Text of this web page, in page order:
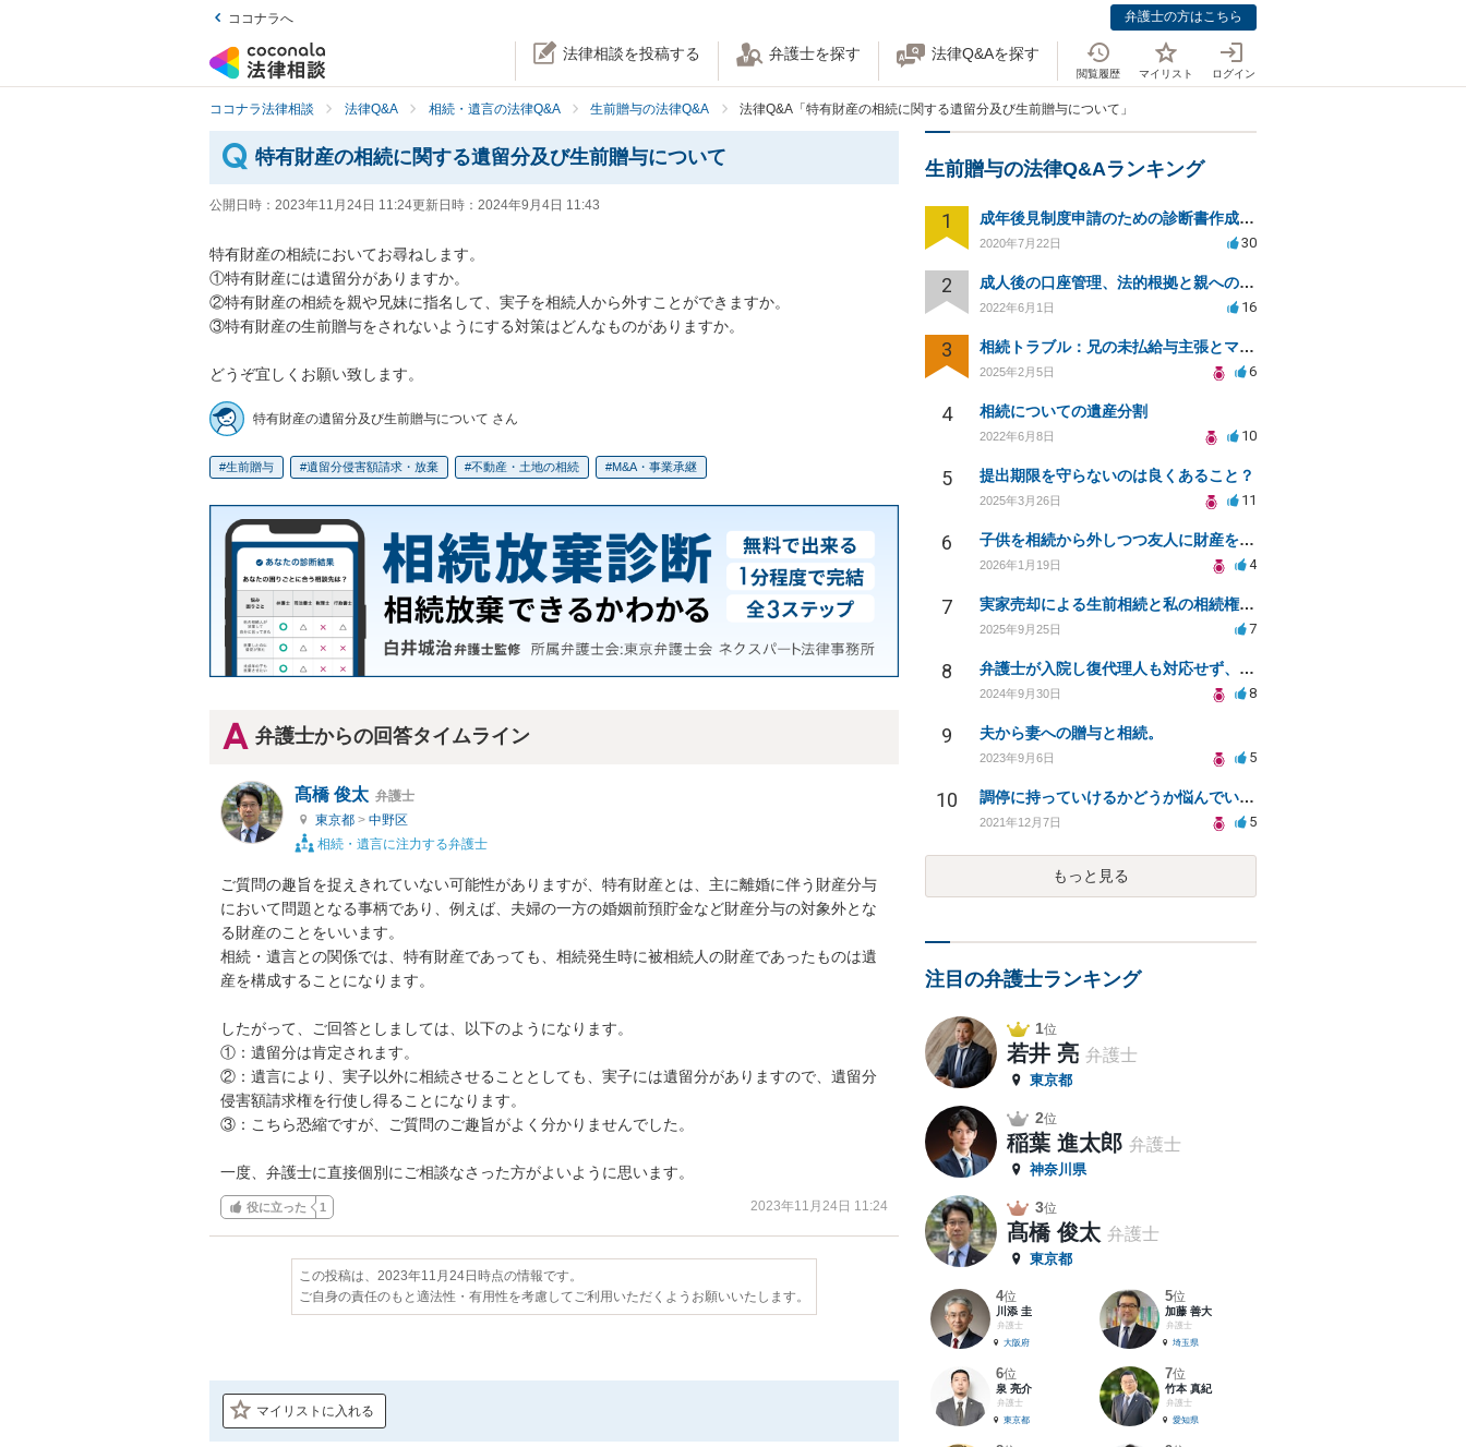
ココナラへ 弁護士の方はこちら
法律相談を投稿する 弁護士を探す 法律Q&Aを探す
閲覧履歴 マイリスト ログイン
ココナラ法律相談 法律Q&A 相続・遺言の法律Q&A 生前贈与の法律Q&A 法律Q&A「特有財産の相続に関する遺留分及び生前贈与について」
特有財産の相続に関する遺留分及び生前贈与について
公開日時： 2023年11月24日 11:24更新日時： 2024年9月4日 11:43
特有財産の相続においてお尋ねします。
①特有財産には遺留分がありますか。
②特有財産の相続を親や兄妹に指名して、実子を相続人から外すことができますか。
③特有財産の生前贈与をされないようにする対策はどんなものがありますか。
どうぞ宜しくお願い致します。
特有財産の遺留分及び生前贈与について さん
生前贈与 遺留分侵害額請求・放棄 不動産・土地の相続 M&A・事業承継
弁護士からの回答タイムライン
髙橋 俊太 弁護士
東京都 > 中野区
相続・遺言に注力する弁護士
ご質問の趣旨を捉えきれていない可能性がありますが、特有財産とは、主に離婚に伴う財産分与
において問題となる事柄であり、例えば、夫婦の一方の婚姻前預貯金など財産分与の対象外とな
る財産のことをいいます。
相続・遺言との関係では、特有財産であっても、相続発生時に被相続人の財産であったものは遺
産を構成することになります。
したがって、ご回答としましては、以下のようになります。
①：遺留分は肯定されます。
②：遺言により、実子以外に相続させることとしても、実子には遺留分がありますので、遺留分
侵害額請求権を行使し得ることになります。
③：こちら恐縮ですが、ご質問のご趣旨がよく分かりませんでした。
一度、弁護士に直接個別にご相談なさった方がよいように思います。
役に立った 1 2023年11月24日 11:24
この投稿は、2023年11月24日時点の情報です。
ご自身の責任のもと適法性・有用性を考慮してご利用いただくようお願いいたします。
マイリストに入れる
生前贈与の法律Q&Aランキング
1 成年後見制度申請のための診断書作成を妨害されている場合、法律家に対策を依頼できることはありますか？
2020年7月22日 30
2 成人後の口座管理、法的根拠と親への説得方法
2022年6月1日 16
3 相続トラブル：兄の未払給与主張とマンション贈与問題
2025年2月5日 6
4 相続についての遺産分割
2022年6月8日 10
5 提出期限を守らないのは良くあること？
2025年3月26日 11
6 子供を相続から外しつつ友人に財産を譲る方法の法的有効性は？
2026年1月19日 4
7 実家売却による生前相続と私の相続権について教えてください
2025年9月25日 7
8 弁護士が入院し復代理人も対応せず、着手金の返金は可能か？
2024年9月30日 8
9 夫から妻への贈与と相続。
2023年9月6日 5
10 調停に持っていけるかどうか悩んでいます
2021年12月7日 5
もっと見る
注目の弁護士ランキング
1位
若井 亮 弁護士
東京都
2位
稲葉 進太郎 弁護士
神奈川県
3位
髙橋 俊太 弁護士
東京都
4位
川添 圭
弁護士
大阪府
5位
加藤 善大
弁護士
埼玉県
6位
泉 亮介
弁護士
東京都
7位
竹本 真紀
弁護士
愛知県